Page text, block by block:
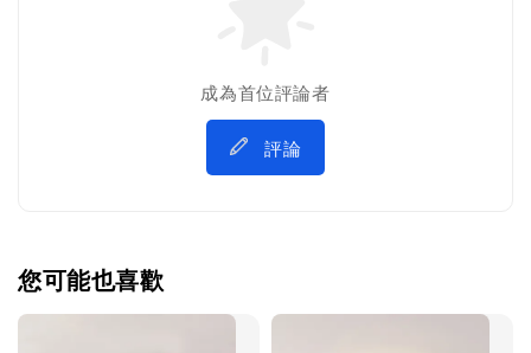
成為首位評論者
評論
您可能也喜歡